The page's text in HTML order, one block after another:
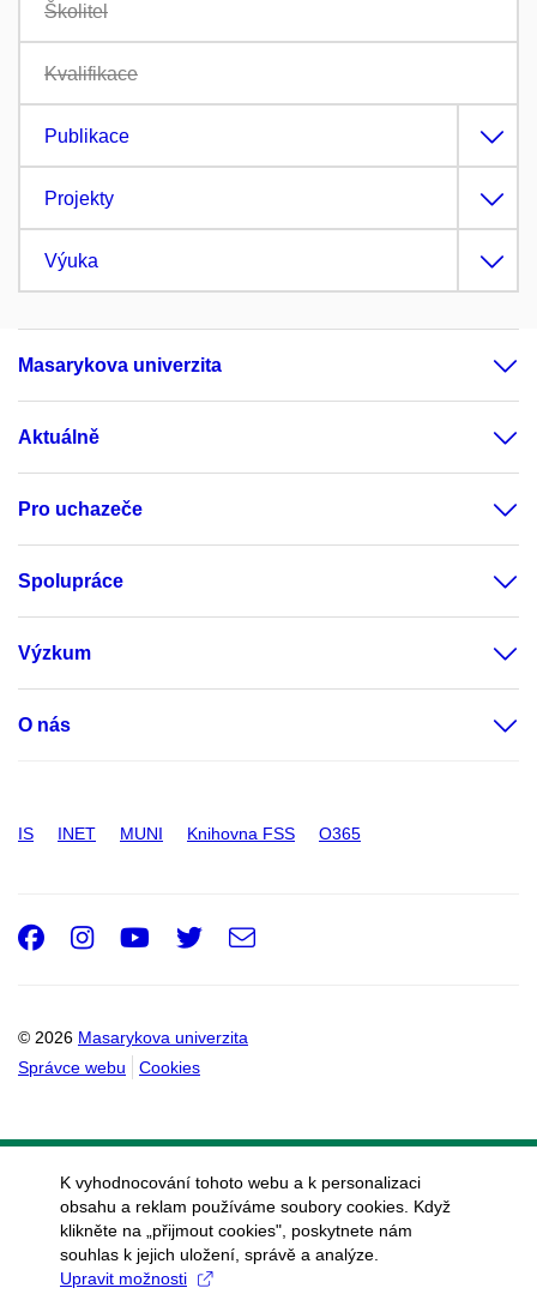
Školitel
Kvalifikace
Publikace
Projekty
Výuka
Masarykova univerzita
Aktuálně
Pro uchazeče
Spolupráce
Výzkum
O nás
IS INET MUNI Knihovna FSS O365
© 2026 Masarykova univerzita
Správce webu
Cookies
Facebook
Instagram
Youtube
Twitter
e-
K vyhodnocování tohoto webu a k personalizaci
obsahu a reklam používáme soubory cookies. Když
klikněte na „přijmout cookies", poskytnete nám
souhlas k jejich uložení, správě a analýze.
Upravit možnosti